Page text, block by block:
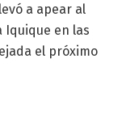
a apear al
Iquique en las
el próximo